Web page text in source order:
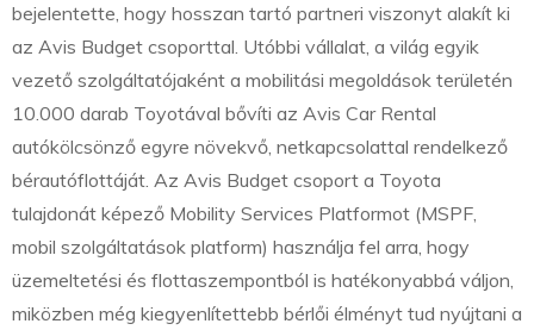
bejelentette, hogy hosszan tartó partneri viszonyt alakít ki
az Avis Budget csoporttal. Utóbbi vállalat, a világ egyik
vezető szolgáltatójaként a mobilitási megoldások területén
10.000 darab Toyotával bővíti az Avis Car Rental
autókölcsönző egyre növekvő, netkapcsolattal rendelkező
bérautóflottáját. Az Avis Budget csoport a Toyota
tulajdonát képező Mobility Services Platformot (MSPF,
mobil szolgáltatások platform) használja fel arra, hogy
üzemeltetési és flottaszempontból is hatékonyabbá váljon,
miközben még kiegyenlítettebb bérlői élményt tud nyújtani a